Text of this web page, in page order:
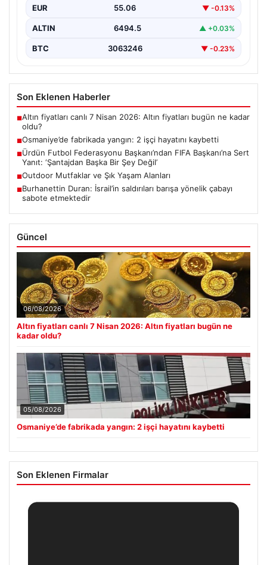
EUR 55.06 ▼ -0.13%
ALTIN 6494.5 ▲ +0.03%
BTC 3063246 ▼ -0.23%
Son Eklenen Haberler
■Altın fiyatları canlı 7 Nisan 2026: Altın fiyatları bugün ne kadar
oldu?
■Osmaniye’de fabrikada yangın: 2 işçi hayatını kaybetti
■Ürdün Futbol Federasyonu Başkanı’ndan FIFA Başkanı’na Sert
Yanıt: ‘Şantajdan Başka Bir Şey Değil’
■Outdoor Mutfaklar ve Şık Yaşam Alanları
■Burhanettin Duran: İsrail’in saldırıları barışa yönelik çabayı
sabote etmektedir
Güncel
06/08/2026
Altın fiyatları canlı 7 Nisan 2026: Altın fiyatları bugün ne
kadar oldu?
05/08/2026
Osmaniye’de fabrikada yangın: 2 işçi hayatını kaybetti
Son Eklenen Firmalar